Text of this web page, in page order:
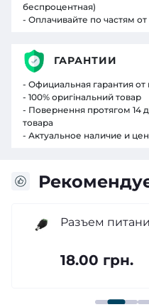
Разъем
18.00 грн.
беспроцентная)
- Оплачивайте по частям
ГАРАНТИИ
- Официальная гарантия
- 100% оригінальний товар
- Повернення протягом 14
товара
- Актуальное наличие и